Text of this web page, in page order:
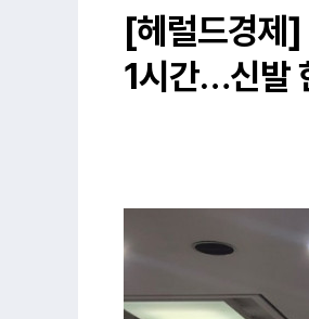
[헤럴드경제]
1시간…신발